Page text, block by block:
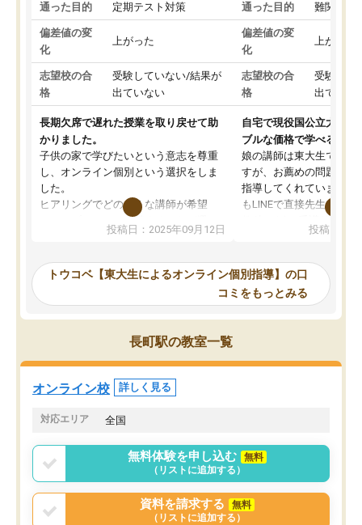
通った目的 定期テスト対策
偏差値の変
化
上がった
志望校の合
格
受験していない/結果が
出ていない
長期欠席で遅れた授業を取り戻せて助
かりました。
子供の家で学びたいという意志を尊重
し、オンライン個別という選択をしま
した。
ヒアリングでどのような講師が希望
か、オプションは付帯するかなど選ぶ
事が出来ました。
ーティングを行い、その講師で良いか
見てから講師を決定する事ができま
す。
うちの子は、初回面談の講師の方で決
オンラインツールを使用した単語帳の
共有があり宿題もそちらで出される形
でした。
言う事で講師変更の申し出があり、あ
まりに短期での変更だった為、塾に通
う事にして退会しました。遅れも取り
戻せ、授業内容や講師の方は良かった
と思います。
投稿日：2025年09月12日
通った目的 難関私立
偏差値の変
化
上がった
志望校の合
格
受験して
出ていな
自宅で現役国公立大学生
ブルな価格で学べる
娘の講師は東大生では無
すが、お薦めの問題集や
指導してくれています。
もLINEで直接先生に質問
めれるので、個人に合
いなのがあり(有料)、受
ことをどんなスケジュー
くか相談したのですが、
ち期待したものではなく
くなってきたようなので
投稿日：
トウコベ【東大生によるオンライン個別指導】の口
コミをもっとみる
長町駅の教室一覧
オンライン校 詳しく見る
対応エリア 全国
無料体験を申し込む
無料
（リストに追加する）
資料を請求する
無料
（リストに追加する）